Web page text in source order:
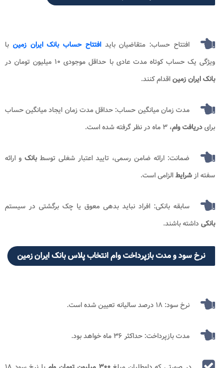
افتتاح حساب: متقاضیان بایدافتتاح حساب بانک ایران زمین با
ویژگی یک حساب کوتاه مدت عادی با حداقل موجودی ۱۰ میلیون تومان در
بانک ایران زمیناقدام کنند.
مدت زمان میانگین حساب: حداقل مدت زمان ایجاد میانگین حساب
برایدریافت وام، ۳ ماه در نظر گرفته شده است.
ضمانت: ارائه ضامن رسمی، تایید اعتبار شغلی توسطبانک و ارائه
سفته ازشرایطالزامی است.
سابقه بانکی: افراد نباید بدهی معوق یا چک برگشتی در سیستم
بانکیداشته باشند.
نرخ سود و مدت بازپرداخت وام انتخاب پلاس بانک ایران زمین
نرخ سود: ۱۸ درصد سالیانه تعیین شده است.
مدت بازپرداخت: حداکثر ۳۶ ماه خواهد بود.